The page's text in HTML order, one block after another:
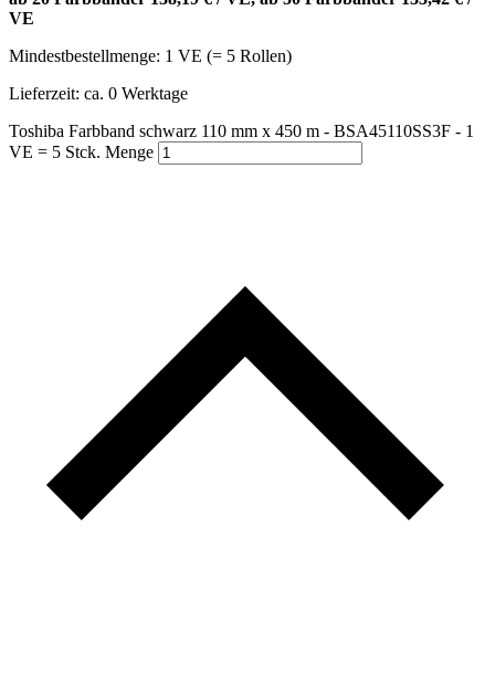
VE
Mindestbestellmenge: 1 VE (= 5 Rollen)
Lieferzeit: ca. 0 Werktage
Toshiba Farbband schwarz 110 mm x 450 m - BSA45110SS3F - 1
VE = 5 Stck. Menge